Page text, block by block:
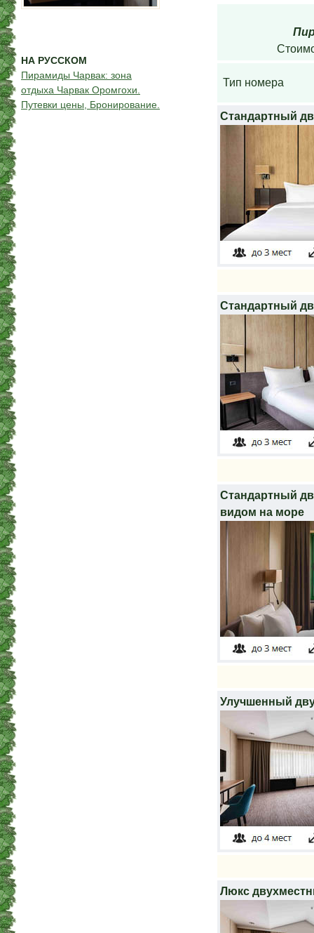
НА РУССКОМ
Пирамиды Чарвак: зона
отдыха Чарвак Оромгохи.
Путевки цены, Бронирование.
Тип номера
Стандартный
Стандартный
Стандартный
видом на море
Улучшенный
Люкс